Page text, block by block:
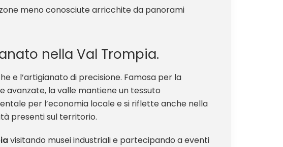
meno conosciute arricchite da panorami
nella Val Trompia.
e l’artigianato di precisione. Famosa per la
avanzate, la valle mantiene un tessuto
per l’economia locale e si riflette anche nella
presenti sul territorio.
visitando musei industriali e partecipando a eventi